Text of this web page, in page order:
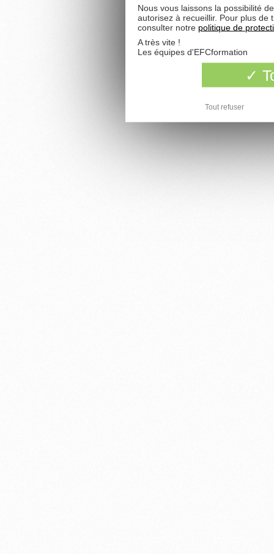
Nous vous laissons la possibilité
autorisez à recueillir. Pour plus de
consulter notre politique de
A très vite !
Les équipes d'EFCformation
Tout refuser